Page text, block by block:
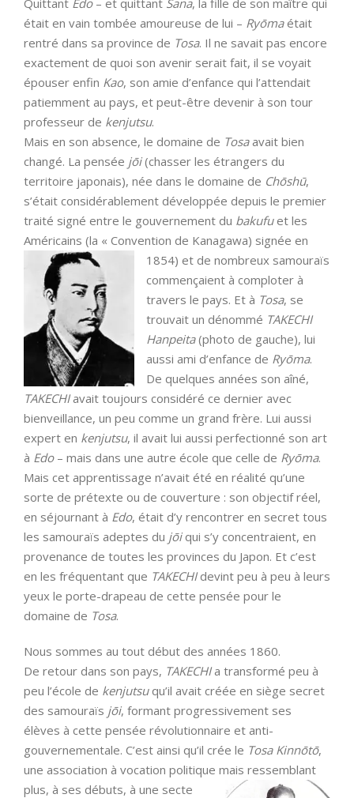
était en vain tombée amoureuse de lui – Ryōmaétait
rentré dans sa province de Tosa. Il ne savait pas encore
exactement de quoi son avenir serait fait, il se voyait
épouser enfin Kao, son amie d’enfance qui l’attendait
patiemment au pays, et peut-être devenir à son tour
professeur de kenjutsu.
Mais en son absence, le domaine de Tosaavait bien
changé. La pensée jōi(chasser les étrangers du
territoire japonais), née dans le domaine de Chōshū,
s’était considérablement développée depuis le premier
traité signé entre le gouvernement du bakufuet les
Américains (la « Convention de Kanagawa) signée en
1854) et de nombreux samouraïs
commençaient à comploter à
travers le pays. Et à Tosa, se
trouvait un dénommé TAKECHI
Hanpeita(photo de gauche), lui
aussi ami d’enfance de Ryōma.
De quelques années son aîné,
TAKECHIavait toujours considéré ce dernier avec
bienveillance, un peu comme un grand frère. Lui aussi
expert en kenjutsu, il avait lui aussi perfectionné son art
à Edo– mais dans une autre école que celle de Ryōma.
Mais cet apprentissage n’avait été en réalité qu’une
sorte de prétexte ou de couverture : son objectif réel,
en séjournant à Edo, était d’y rencontrer en secret tous
les samouraïs adeptes du jōiqui s’y concentraient, en
provenance de toutes les provinces du Japon. Et c’est
en les fréquentant que TAKECHIdevint peu à peu à leurs
yeux le porte-drapeau de cette pensée pour le
domaine de Tosa.
Nous sommes au tout début des années 1860.
De retour dans son pays, TAKECHIa transformé peu à
peu l’école de kenjutsuqu’il avait créée en siège secret
des samouraïs jōi, formant progressivement ses
élèves à cette pensée révolutionnaire et anti-
gouvernementale. C’est ainsi qu’il crée le Tosa Kinnōtō,
une association à vocation politique mais ressemblant
plus, à ses débuts, à une secte